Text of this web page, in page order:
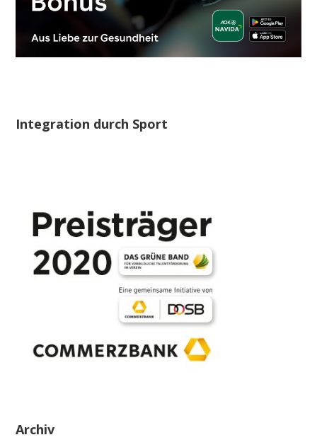
Integration durch Sport
Archiv